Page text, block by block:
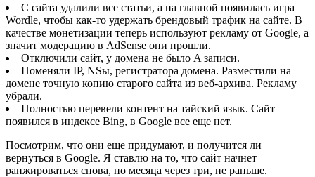
C сайта удалили все статьи, а на главной появилась игра
Wordle, чтобы как-то удержать брендовый трафик на сайте. В
качестве монетизации теперь используют рекламу от Google, а
значит модерацию в AdSense они прошли.
Отключили сайт, у домена не было A записи.
Поменяли IP, NSы, регистратора домена. Разместили на
домене точную копию старого сайта из веб-архива. Рекламу
убрали.
Полностью перевели контент на тайский язык. Сайт
появился в индексе Bing, в Google все еще нет.
Посмотрим, что они еще придумают, и получится ли
вернуться в Google. Я ставлю на то, что сайт начнет
ранжироваться снова, но месяца через три, не раньше.